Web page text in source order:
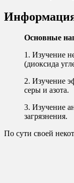
Основные
1. Изучение
(диоксида
2. Изучение
серы и азота.
3. Изучение
загрязнения.
По сути своей